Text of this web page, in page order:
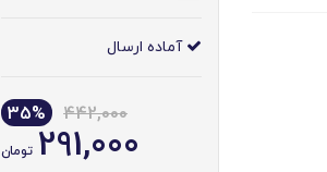
آماده ارسال
442,000
35%
291,000 تومان